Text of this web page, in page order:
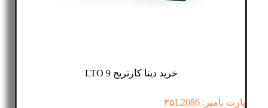
خرید دیتا کارتریج LTO 9
پارت نامبر: ۳۵L2086